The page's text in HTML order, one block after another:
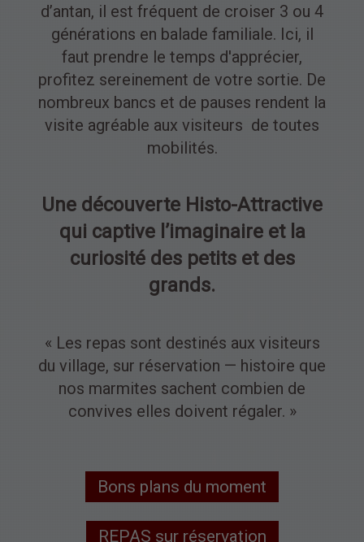
d’antan, il est fréquent de croiser 3 ou 4
générations en balade familiale. Ici, il
faut prendre le temps d'apprécier,
profitez sereinement de votre sortie. De
nombreux bancs et de pauses rendent la
visite agréable aux visiteurs de toutes
mobilités.
Une découverte Histo-Attractive
qui captive l’imaginaire et la
curiosité des petits et des
grands.
« Les repas sont destinés aux visiteurs
du village, sur réservation — histoire que
nos marmites sachent combien de
convives elles doivent régaler. »
Bons plans du moment
REPAS sur réservation